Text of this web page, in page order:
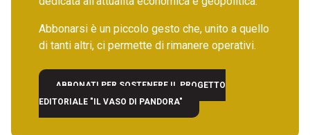
Abbonarsi è un piccolo gesto che, unito a quello
di tanti altri, ci permette di rimanere operativi.
ABBONATI PER SOSTENERE IL PROGETTO
EDITORIALE "IL VASO DI PANDORA"